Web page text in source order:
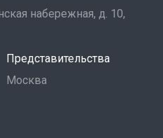
набережная, д. 10,
Представительства
Москва